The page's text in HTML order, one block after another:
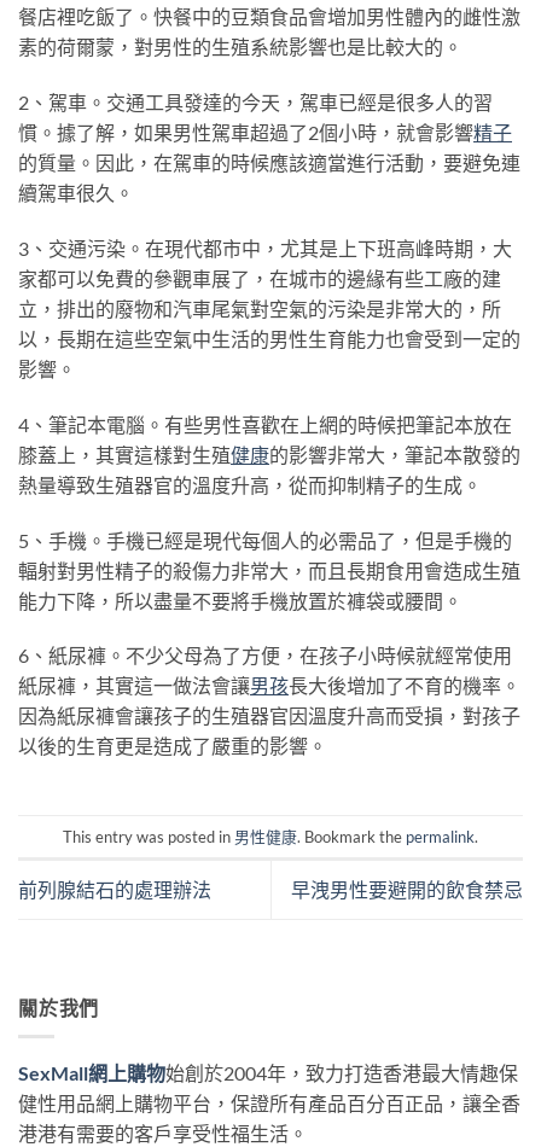
餐店裡吃飯了。快餐中的豆類食品會增加男性體內的雌性激
素的荷爾蒙，對男性的生殖系統影響也是比較大的。
2、駕車。交通工具發達的今天，駕車已經是很多人的習
慣。據了解，如果男性駕車超過了2個小時，就會影響精子
的質量。因此，在駕車的時候應該適當進行活動，要避免連
續駕車很久。
3、交通污染。在現代都市中，尤其是上下班高峰時期，大
家都可以免費的參觀車展了，在城市的邊緣有些工廠的建
立，排出的廢物和汽車尾氣對空氣的污染是非常大的，所
以，長期在這些空氣中生活的男性生育能力也會受到一定的
影響。
4、筆記本電腦。有些男性喜歡在上網的時候把筆記本放在
膝蓋上，其實這樣對生殖健康的影響非常大，筆記本散發的
熱量導致生殖器官的溫度升高，從而抑制精子的生成。
5、手機。手機已經是現代每個人的必需品了，但是手機的
輻射對男性精子的殺傷力非常大，而且長期食用會造成生殖
能力下降，所以盡量不要將手機放置於褲袋或腰間。
6、紙尿褲。不少父母為了方便，在孩子小時候就經常使用
紙尿褲，其實這一做法會讓男孩長大後增加了不育的機率。
因為紙尿褲會讓孩子的生殖器官因溫度升高而受損，對孩子
以後的生育更是造成了嚴重的影響。
This entry was posted in 男性健康. Bookmark the permalink.
前列腺結石的處理辦法 早洩男性要避開的飲食禁忌
關於我們
SexMall網上購物始創於2004年，致力打造香港最大情趣保
健性用品網上購物平台，保證所有產品百分百正品，讓全香
港港有需要的客戶享受性福生活。